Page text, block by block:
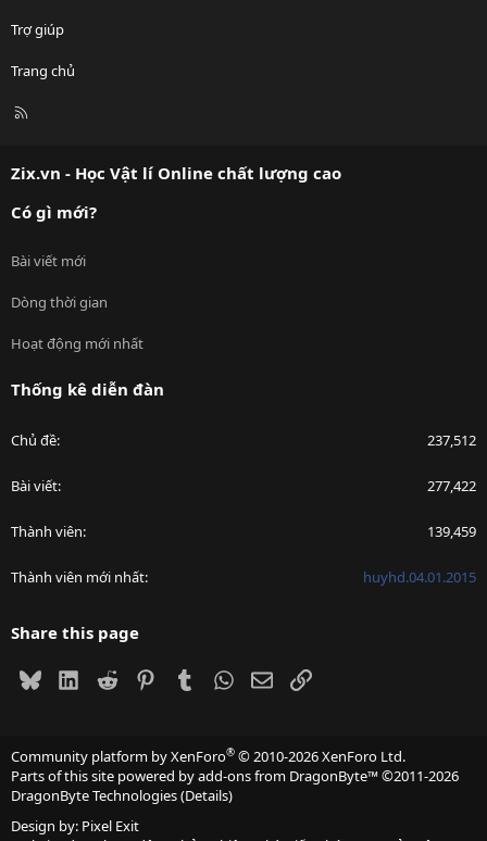
Trợ giúp
Trang chủ
R
Zix.vn - Học Vật lí Online chất lượng cao
Có gì mới?
Bài viết mới
Dòng thời gian
Hoạt động mới nhất
Thống kê diễn đàn
Chủ đề 237,512
Bài viết 277,422
Thành viên 139,459
Thành viên mới nhất huyhd.04.01.2015
Share this page
BlueskyLinkedIn
Reddit PinterestTumblrWhatsApp
EmailLink
Community platform by XenForo® © 2010-2026 XenForo Ltd.
Parts of this site powered byadd-ons from DragonByte™©2011-2026
DragonByte Technologies(Details)
Design by: Pixel Exit